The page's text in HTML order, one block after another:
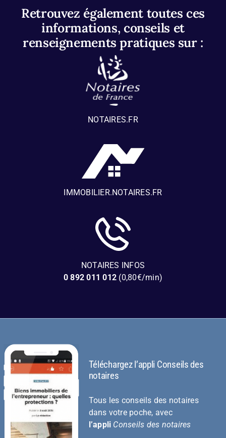
Retrouvez également toutes ces
informations, conseils et
renseignements pratiques sur :
NOTAIRES.FR
IMMOBILIER.NOTAIRES.FR
NOTAIRES INFOS
0 892 011 012 (0,80€/min)
Téléchargez l’appli Conseils des
notaires
Tous les conseils des notaires
dans votre poche, avec
l’appli Conseils des notaires